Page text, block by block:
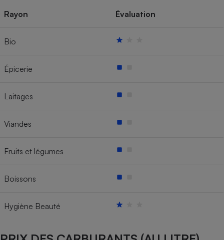
Rayon Évaluation
Bio
Épicerie
Laitages
Viandes
Fruits et légumes
Boissons
Hygiène Beauté